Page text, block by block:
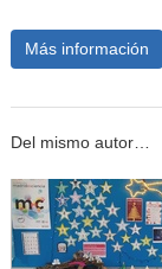
Más información
Del mismo autor…